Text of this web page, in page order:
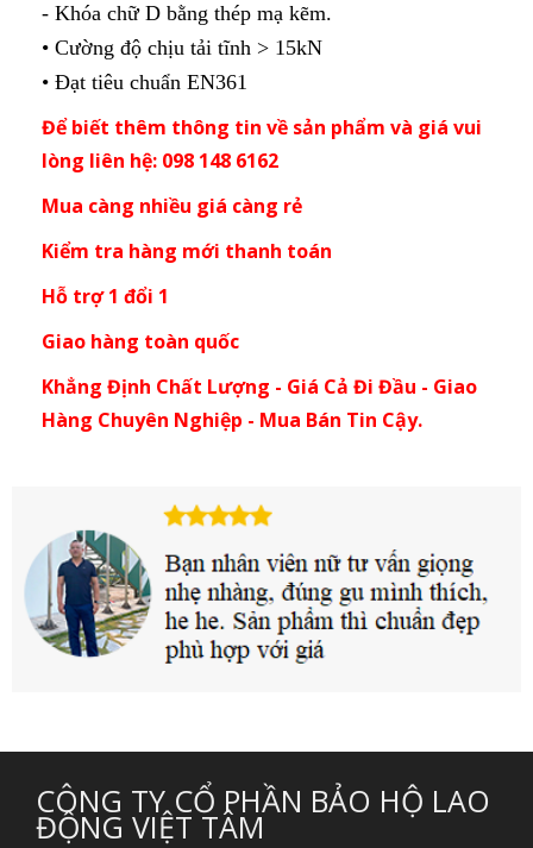
- Khóa chữ D bằng thép mạ kẽm.
• Cường độ chịu tải tĩnh > 15kN
• Đạt tiêu chuẩn EN361
Để biết thêm thông tin về sản phẩm và giá vui
lòng liên hệ: 098 148 6162
Mua càng nhiều giá càng rẻ
Kiểm tra hàng mới thanh toán
Hỗ trợ 1 đổi 1
Giao hàng toàn quốc
Khẳng Định Chất Lượng - Giá Cả Đi Đầu - Giao
Hàng Chuyên Nghiệp - Mua Bán Tin Cậy.
CÔNG TY CỔ PHẦN BẢO HỘ LAO
ĐỘNG VIỆT TÂM